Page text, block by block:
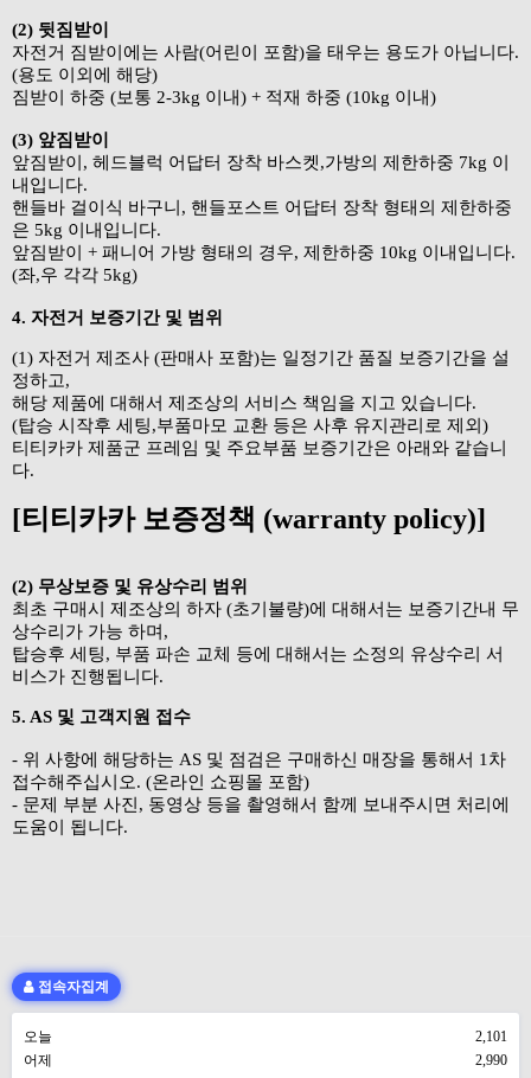
(2) 뒷짐받이
자전거 짐받이에는 사람(어린이 포함)을 태우는 용도가 아닙니다.
(용도 이외에 해당)
짐받이 하중 (보통 2-3kg 이내) + 적재 하중 (10kg 이내)
(3) 앞짐받이
앞짐받이, 헤드블럭 어답터 장착 바스켓,가방의 제한하중 7kg 이
내입니다.
핸들바 걸이식 바구니, 핸들포스트 어답터 장착 형태의 제한하중
은 5kg 이내입니다.
앞짐받이 + 패니어 가방 형태의 경우, 제한하중 10kg 이내입니다.
(좌,우 각각 5kg)
4. 자전거 보증기간 및 범위
(1) 자전거 제조사 (판매사 포함)는 일정기간 품질 보증기간을 설
정하고,
해당 제품에 대해서 제조상의 서비스 책임을 지고 있습니다.
(탑승 시작후 세팅,부품마모 교환 등은 사후 유지관리로 제외)
티티카카 제품군 프레임 및 주요부품 보증기간은 아래와 같습니
다.
[티티카카 보증정책 (warranty policy)]
(2) 무상보증 및 유상수리 범위
최초 구매시 제조상의 하자 (초기불량)에 대해서는 보증기간내 무
상수리가 가능 하며,
탑승후 세팅, 부품 파손 교체 등에 대해서는 소정의 유상수리 서
비스가 진행됩니다.
5. AS 및 고객지원 접수
- 위 사항에 해당하는 AS 및 점검은 구매하신 매장을 통해서 1차
접수해주십시오. (온라인 쇼핑몰 포함)
- 문제 부분 사진, 동영상 등을 촬영해서 함께 보내주시면 처리에
도움이 됩니다.
접속자집계
오늘
2,101
어제
2,990